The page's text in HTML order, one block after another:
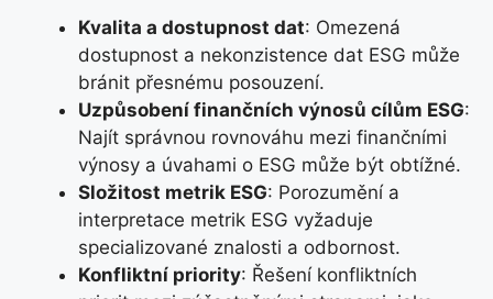
Kvalita a dostupnost dat: Omezená
dostupnost a nekonzistence dat ESG může
bránit přesnému posouzení.
Uzpůsobení finančních výnosů cílům ESG:
Najít správnou rovnováhu mezi finančními
výnosy a úvahami o ESG může být obtížné.
Složitost metrik ESG: Porozumění a
interpretace metrik ESG vyžaduje
specializované znalosti a odbornost.
Konfliktní priority: Řešení konfliktních